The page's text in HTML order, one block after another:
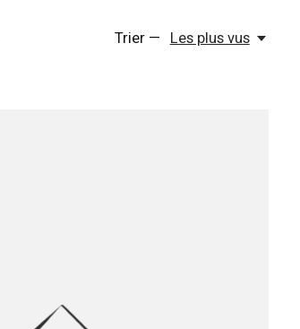
Trier — Les plus vus